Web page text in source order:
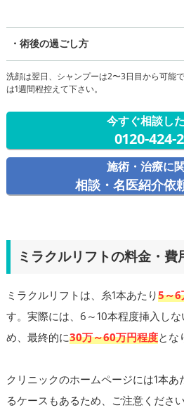
・術後の過ごし方
洗顔は翌日、シャンプーは2〜3日目から可能
は1週間程控えて下さい。
今すぐ相談し
0120-424-
施術・治療に
相談・名医紹介依
ミラクルリフトの料金・費
ミラクルリフトは、糸1本あたり5～6
す。実際には、6～10本程度挿入し
め、最終的に30万～60万円程度とな
クリニックのホームページには1本
るケースもあるため、ご注意ください